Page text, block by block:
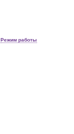
Режим работы